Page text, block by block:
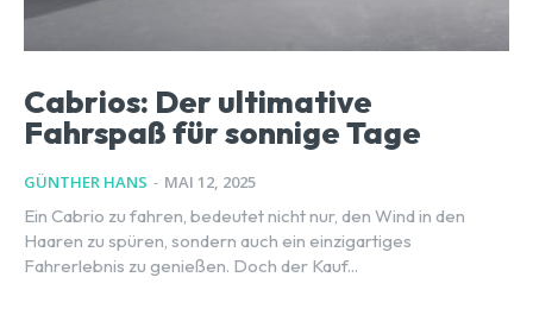
Cabrios: Der ultimative
Fahrspaß für sonnige Tage
GÜNTHER HANS - MAI 12, 2025
Ein Cabrio zu fahren, bedeutet nicht nur, den Wind in den
Haaren zu spüren, sondern auch ein einzigartiges
Fahrerlebnis zu genießen. Doch der Kauf...